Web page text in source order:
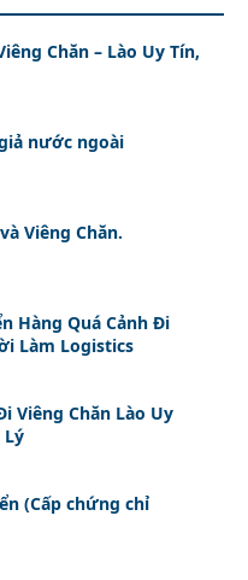
Chăn – Lào Uy Tín,
nước ngoài
Viêng Chăn.
Hàng Quá Cảnh Đi
Làm Logistics
Viêng Chăn Lào Uy
Lý
(Cấp chứng chỉ